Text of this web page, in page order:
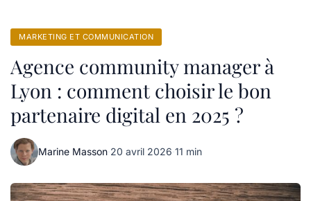
MARKETING ET COMMUNICATION
Agence community manager à
Lyon : comment choisir le bon
partenaire digital en 2025 ?
Marine Masson·20 avril 2026·11 min